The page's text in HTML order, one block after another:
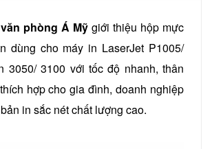
phòng Á Mỹ giới thiệu hộp mực
dùng cho máy in LaserJet P1005/
3050/ 3100 với tốc độ nhanh, thân
hợp cho gia đình, doanh nghiệp
in sắc nét chất lượng cao.